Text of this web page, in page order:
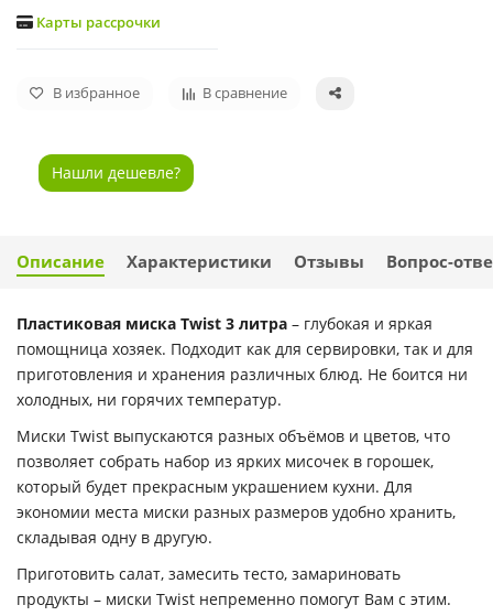
Карты рассрочки
В избранное В сравнение
Нашли дешевле?
Описание Характеристики Отзывы Вопрос-
Пластиковая миска Twist 3 литра – глубокая и яркая
помощница хозяек. Подходит как для сервировки, так и для
приготовления и хранения различных блюд. Не боится ни
холодных, ни горячих температур.
Миски Twist выпускаются разных объёмов и цветов, что
позволяет собрать набор из ярких мисочек в горошек,
который будет прекрасным украшением кухни. Для
экономии места миски разных размеров удобно хранить,
складывая одну в другую.
Приготовить салат, замесить тесто, замариновать
продукты – миски Twist непременно помогут Вам с этим.